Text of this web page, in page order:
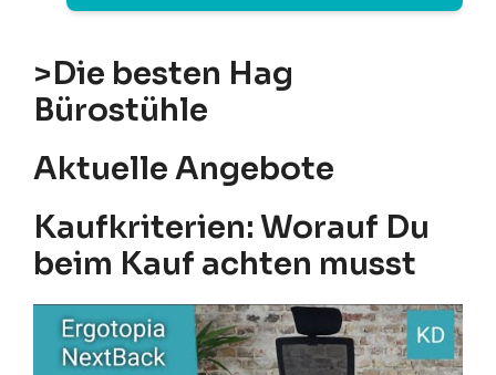
>Die besten Hag
Bürostühle
Aktuelle Angebote
Kaufkriterien: Worauf Du
beim Kauf achten musst